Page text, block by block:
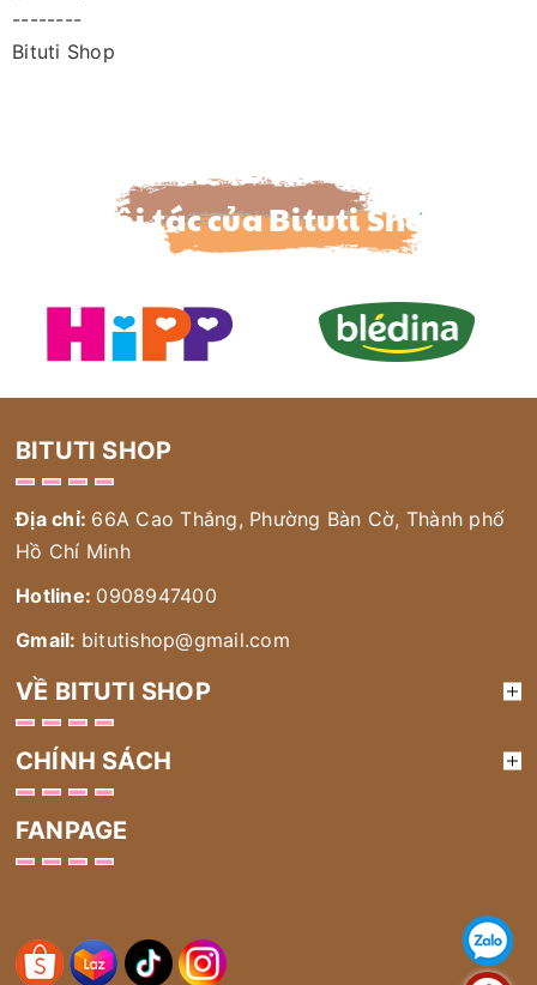
--------
Bituti Shop
Đối tác của Bituti Shop
BITUTI SHOP
Địa chỉ: 66A Cao Thắng, Phường Bàn Cờ, Thành phố
Hồ Chí Minh
Hotline: 0908947400
Gmail: bitutishop@gmail.com
VỀ BITUTI SHOP
CHÍNH SÁCH
FANPAGE